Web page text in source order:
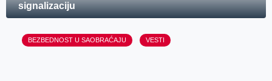
signalizaciju
BEZBEDNOST U SAOBRAĆAJU VESTI